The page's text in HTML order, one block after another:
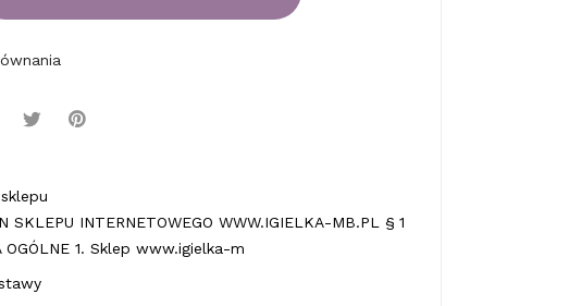
SKLEPU INTERNETOWEGO WWW.IGIELKA-MB.PL § 1
OGÓLNE 1. Sklep www.igielka-m